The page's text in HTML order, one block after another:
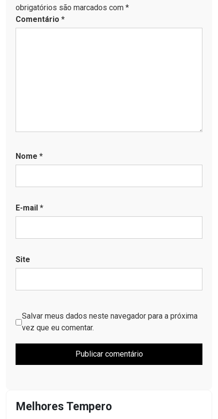
obrigatórios são marcados com *
Comentário *
Nome *
E-mail *
Site
Salvar meus dados neste navegador para a próxima
vez que eu comentar.
Melhores Tempero